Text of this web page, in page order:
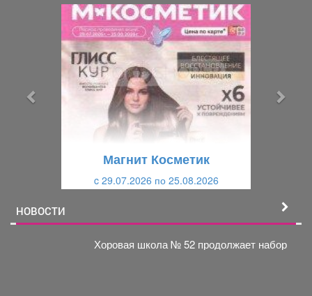
Магнит Косметик
c 29.07.2026 по 25.08.2026
НОВОСТИ
Хоровая школа № 52 продолжает набор